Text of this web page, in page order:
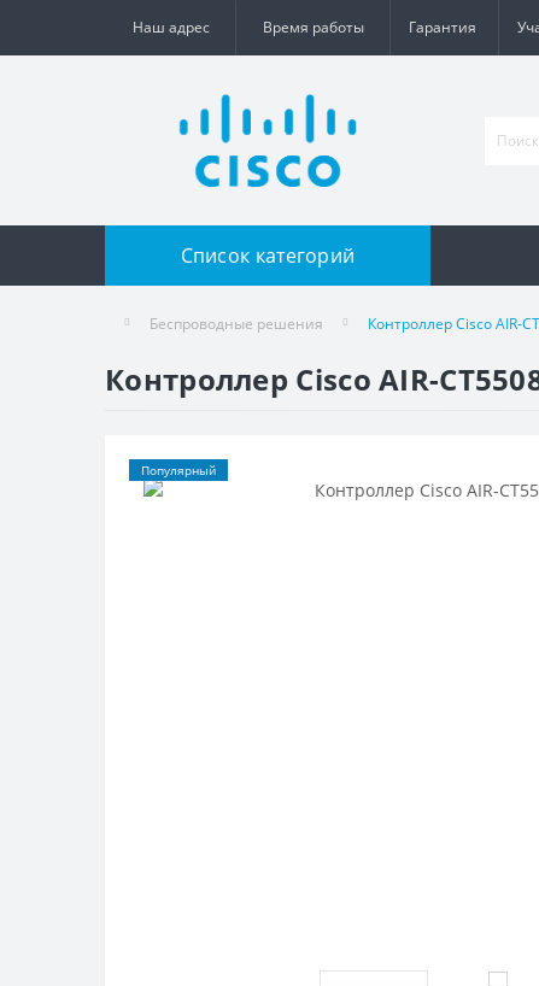
Наш адрес Время работы Гарантия
Список категорий
Беспроводные решения Контроллер Cisco AIR-
Контроллер Cisco AIR-
Популярный